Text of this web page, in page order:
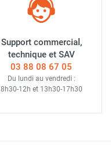
Support commercial,
technique et SAV
03 88 08 67 05
Du lundi au vendredi :
8h30-12h et 13h30-17h30